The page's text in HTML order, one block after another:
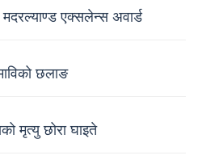
एक्सलेन्स अवार्ड
छलाङ
मृत्यु छोरा घाइते